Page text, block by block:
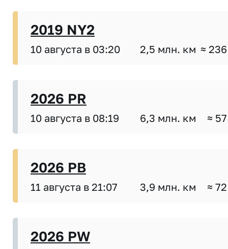
2019 NY2
10 августа в 03:20 2,5 млн. км ≈
2026 PR
10 августа в 08:19 6,3 млн. км ≈
2026 PB
11 августа в 21:07 3,9 млн. км ≈
2026 PW